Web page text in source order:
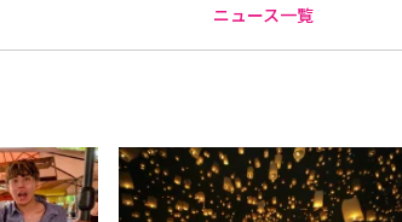
ニュース一覧